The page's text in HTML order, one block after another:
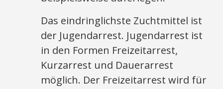
Das eindringlichste Zuchtmittel ist
der Jugendarrest. Jugendarrest ist
in den Formen Freizeitarrest,
Kurzarrest und Dauerarrest
möglich. Der Freizeitarrest wird für